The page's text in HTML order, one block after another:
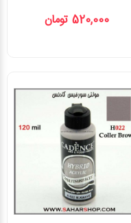
520,000 تومان